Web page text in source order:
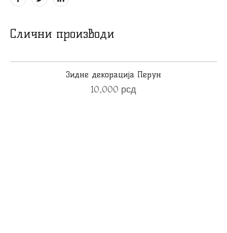
Слични производи
Зидне декорација Перун
10,000 рсд